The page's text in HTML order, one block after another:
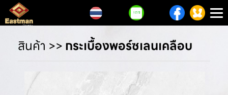
สินค้า >>กระเบื้องพอร์ซเลนเคลือบ